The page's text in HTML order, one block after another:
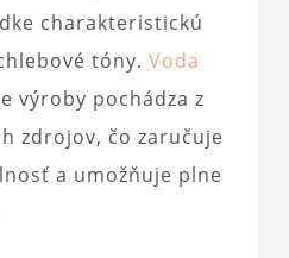
charakteristickú
tóny. Voda
výroby pochádza z
zdrojov, čo zaručuje
a umožňuje plne